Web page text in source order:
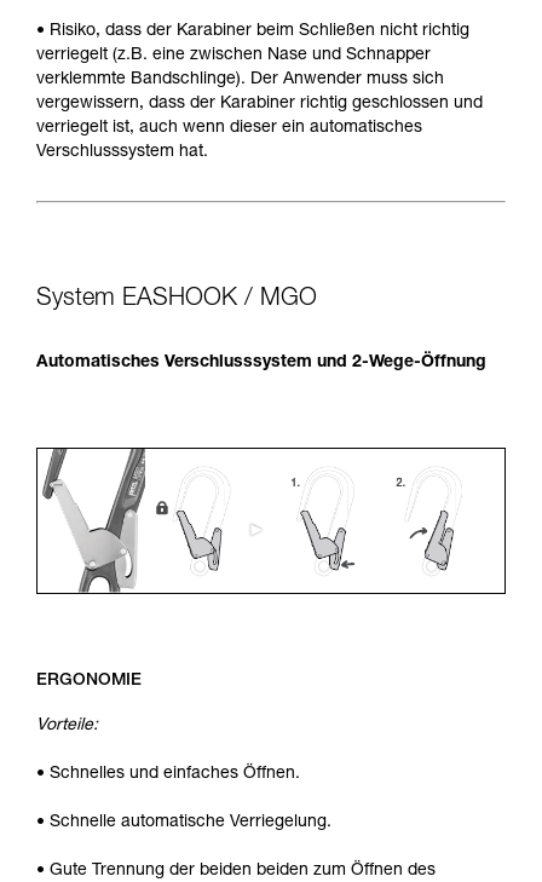
• Risiko, dass der Karabiner beim Schließen nicht richtig
verriegelt (z.B. eine zwischen Nase und Schnapper
verklemmte Bandschlinge). Der Anwender muss sich
vergewissern, dass der Karabiner richtig geschlossen und
verriegelt ist, auch wenn dieser ein automatisches
Verschlusssystem hat.
System EASHOOK / MGO
Automatisches Verschlusssystem und 2-Wege-Öffnung
ERGONOMIE
Vorteile:
• Schnelles und einfaches Öffnen.
• Schnelle automatische Verriegelung.
• Gute Trennung der beiden beiden zum Öffnen des